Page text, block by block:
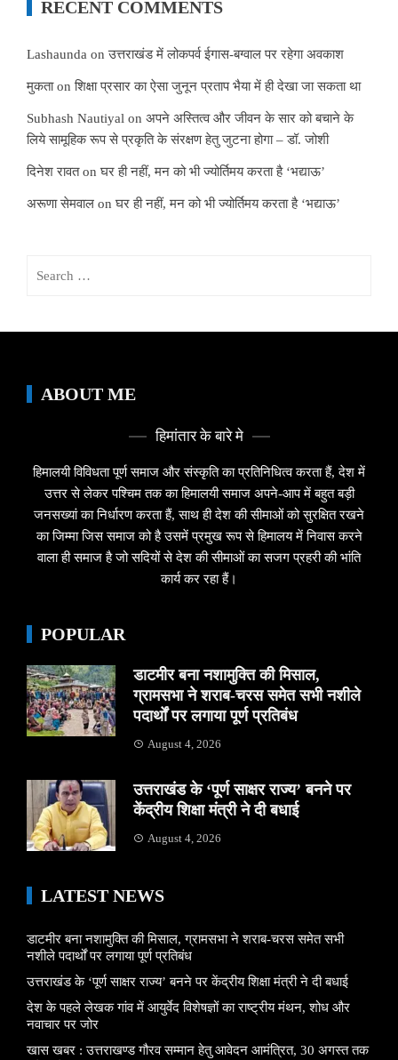
RECENT COMMENTS
Lashaunda onउत्तराखंड में लोकपर्व ईगास-बग्वाल पर रहेगा अवकाश
मुकताonशिक्षा प्रसार का ऐसा जुनून प्रताप भैया में ही देखा जा सकता था
Subhash Nautiyal on अपने अस्तित्व और जीवन के सार को बचाने के
लिये सामूहिक रूप से प्रकृति के संरक्षण हेतु जुटना होगा – डॉ. जोशी
दिनेश रावतonघर ही नहीं, मन को भी ज्योर्तिमय करता है ‘भद्याऊ’
अरूणा सेमवाल onघर ही नहीं, मन को भी ज्योर्तिमय करता है ‘भद्याऊ’
ABOUT ME
हिमांतार के बारे मे
हिमालयी विविधता पूर्ण समाज और संस्कृति का प्रतिनिधित्व करता हैं, देश में
उत्तर से लेकर पश्चिम तक का हिमालयी समाज अपने-आप में बहुत बड़ी
जनसख्यां का निर्धारण करता हैं, साथ ही देश की सीमाओं को सुरक्षित रखने
का जिम्मा जिस समाज को है उसमें प्रमुख रूप से हिमालय में निवास करने
वाला ही समाज है जो सदियों से देश की सीमाओं का सजग प्रहरी की भांति
कार्य कर रहा हैं।
POPULAR
डाटमीर बना नशामुक्ति की मिसाल,
ग्रामसभा ने शराब-चरस समेत सभी नशीले
पदार्थों पर लगाया पूर्ण प्रतिबंध
August 4, 2026
उत्तराखंड के ‘पूर्ण साक्षर राज्य’ बनने पर
केंद्रीय शिक्षा मंत्री ने दी बधाई
August 4, 2026
LATEST NEWS
डाटमीर बना नशामुक्ति की मिसाल, ग्रामसभा ने शराब-चरस समेत सभी
नशीले पदार्थों पर लगाया पूर्ण प्रतिबंध
उत्तराखंड के ‘पूर्ण साक्षर राज्य’ बनने पर केंद्रीय शिक्षा मंत्री ने दी बधाई
देश के पहले लेखक गांव में आयुर्वेद विशेषज्ञों का राष्ट्रीय मंथन, शोध और
नवाचार पर जोर
खास खबर : उत्तराखण्ड गौरव सम्मान हेतु आवेदन आमंत्रित, 30 अगस्त तक